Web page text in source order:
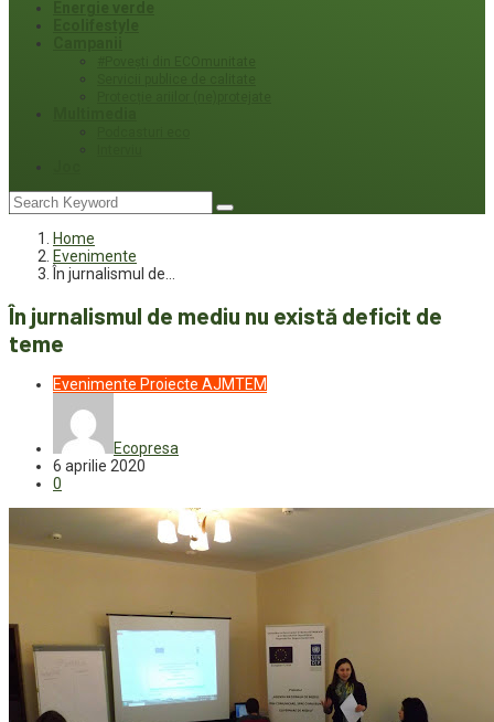
Home
Evenimente
În jurnalismul de…
În jurnalismul de mediu nu există deficit de
teme
Evenimente Proiecte AJMTEM
Ecopresa
6 aprilie 2020
0